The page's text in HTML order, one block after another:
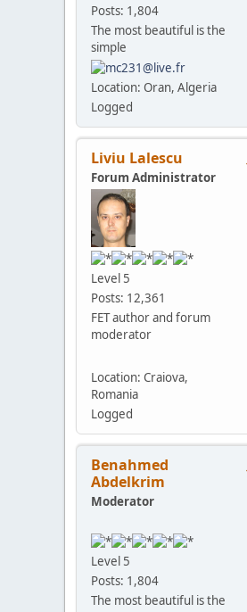
Posts: 1,804
The most beautiful is the
simple
Location: Oran, Algeria
Logged
Liviu Lalescu
Forum Administrator
Level 5
Posts: 12,361
FET author and forum
moderator
Location: Craiova,
Romania
Logged
Benahmed
Abdelkrim
Moderator
Level 5
Posts: 1,804
The most beautiful is the